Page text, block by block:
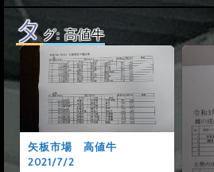
タグ:高値牛
矢板市場 高値牛
2021/7/2